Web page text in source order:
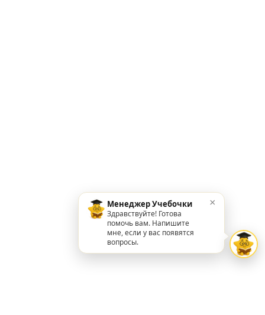
Менеджер Учебочки
Здравствуйте! Готова
помочь вам. Напишите
мне, если у вас появятся
вопросы.
×